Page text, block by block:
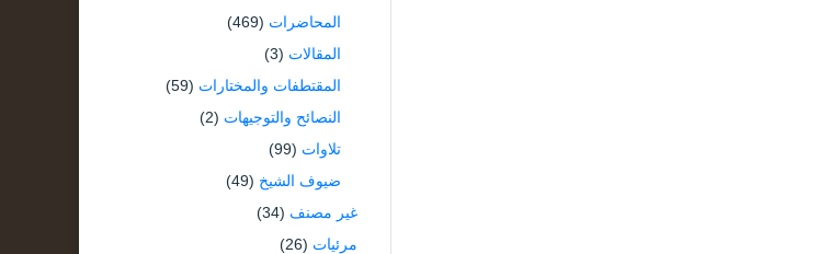
المحاضرات (469)
المقالات (3)
المقتطفات والمختارات (59)
النصائح والتوجيهات (2)
تلاوات (99)
ضيوف الشيخ (49)
غير مصنف (34)
مرئيات (26)